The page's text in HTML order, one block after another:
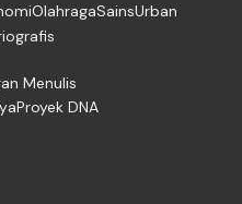
OlahragaSainsUrban
Menulis
Proyek DNA